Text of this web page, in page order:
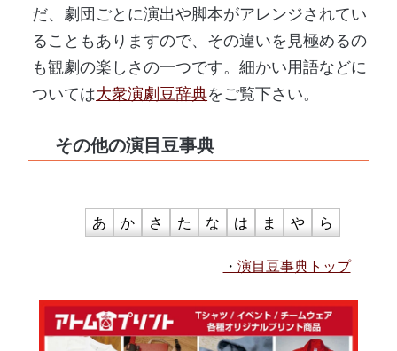
だ、劇団ごとに演出や脚本がアレンジされてい
ることもありますので、その違いを見極めるの
も観劇の楽しさの一つです。細かい用語などに
ついては大衆演劇豆辞典をご覧下さい。
その他の演目豆事典
あ か さ た な は ま や ら
演目豆事典トップ